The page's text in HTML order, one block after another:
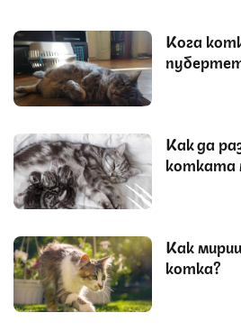
Кога
Как да
котката
Как
котка?